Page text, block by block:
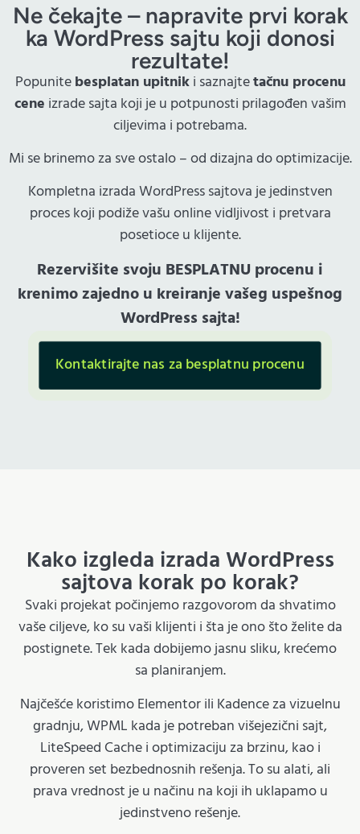
Ne čekajte – napravite prvi korak
ka WordPress sajtu koji donosi
rezultate!
Popunitebesplatan upitniki saznajtetačnu procenu
cene izrade sajta koji je u potpunosti prilagođen vašim
ciljevima i potrebama.
Mi se brinemo za sve ostalo – od dizajna do optimizacije.
Kompletna izrada WordPress sajtova je jedinstven
proces koji podiže vašu online vidljivost i pretvara
posetioce u klijente.
Rezervišite svoju BESPLATNU procenu i
krenimo zajedno u kreiranje vašeg uspešnog
WordPress sajta!
Kontaktirajte nas za besplatnu procenu
Kako izgleda izrada WordPress
sajtova korak po korak?
Svaki projekat počinjemo razgovorom da shvatimo
vaše ciljeve, ko su vaši klijenti i šta je ono što želite da
postignete. Tek kada dobijemo jasnu sliku, krećemo
sa planiranjem.
Najčešće koristimo Elementor ili Kadence za vizuelnu
gradnju, WPML kada je potreban višejezični sajt,
LiteSpeed Cache i optimizaciju za brzinu, kao i
proveren set bezbednosnih rešenja. To su alati, ali
prava vrednost je u načinu na koji ih uklapamo u
jedinstveno rešenje.